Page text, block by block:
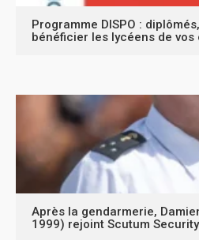
Programme DISPO :
bénéficier les lycéens de vos
Après la gendarmerie,
1999) rejoint Scutum